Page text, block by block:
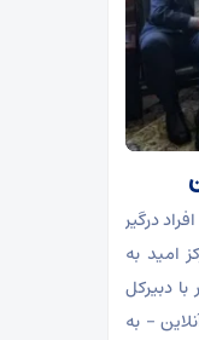
درگیر
امید به
دبیرکل
– به